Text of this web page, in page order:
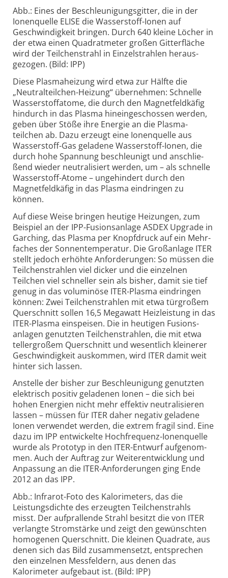
Abb.: Eines der Be­schleu­nigungs­gitter, die in der
Ionen­quelle ELISE die Wasser­stoff-Ionen auf
Geschwin­dig­keit bringen. Durch 640 kleine Löcher in
der etwa einen Quadrat­meter großen Gitter­fläche
wird der Teilchen­strahl in Einzel­strahlen heraus­
gezogen. (Bild: IPP)
Diese Plasma­heizung wird etwa zur Hälfte die
„Neutral­teil­chen-Heizung“ übernehmen: Schnelle
Wasser­stoffatome, die durch den Magnet­feld­käfig
hindurch in das Plasma hinein­geschossen werden,
geben über Stöße ihre Energie an die Plasma­
teilchen ab. Dazu erzeugt eine Ionen­quelle aus
Wasser­stoff-Gas geladene Wasser­stoff-Ionen, die
durch hohe Spannung beschleunigt und anschlie­
ßend wieder neutralisiert werden, um – als schnelle
Wasser­stoff-Atome – unge­hindert durch den
Magnet­feldkäfig in das Plasma eindringen zu
können.
Auf diese Weise bringen heutige Heizungen, zum
Beispiel an der IPP-Fusions­anlage ASDEX Upgrade in
Garching, das Plasma per Knopf­druck auf ein Mehr­
faches der Sonnen­temperatur. Die Großanlage ITER
stellt jedoch erhöhte Anfor­derungen: So müssen die
Teilchen­strahlen viel dicker und die einzelnen
Teilchen viel schneller sein als bisher, damit sie tief
genug in das volu­minöse ITER-Plasma ein­dringen
können: Zwei Teilchen­strahlen mit etwa tür­großem
Quer­schnitt sollen 16,5 Megawatt Heiz­leistung in das
ITER-Plasma einspeisen. Die in heutigen Fusions­
anlagen genutzten Teilchen­strahlen, die mit etwa
teller­großem Quer­schnitt und wesent­lich kleinerer
Geschwin­digkeit auskommen, wird ITER damit weit
hinter sich lassen.
Anstelle der bisher zur Beschleu­nigung genutzten
elektrisch positiv geladenen Ionen – die sich bei
hohen Energien nicht mehr effektiv neutra­lisieren
lassen – müssen für ITER daher negativ geladene
Ionen verwendet werden, die extrem fragil sind. Eine
dazu im IPP entwickelte Hoch­frequenz-Ionen­quelle
wurde als Prototyp in den ITER-Entwurf auf­genom­
men. Auch der Auftrag zur Weiter­ent­wicklung und
An­pas­sung an die ITER-Anfor­de­run­gen ging Ende
2012 an das IPP.
Abb.: Infrarot-Foto des Kalorimeters, das die
Leistungsdichte des erzeugten Teilchenstrahls
misst. Der aufprallende Strahl besitzt die von ITER
verlangte Stromstärke und zeigt den gewünschten
homogenen Querschnitt. Die kleinen Quadrate, aus
denen sich das Bild zusammensetzt, entsprechen
den einzelnen Messfeldern, aus denen das
Kalorimeter aufgebaut ist. (Bild: IPP)